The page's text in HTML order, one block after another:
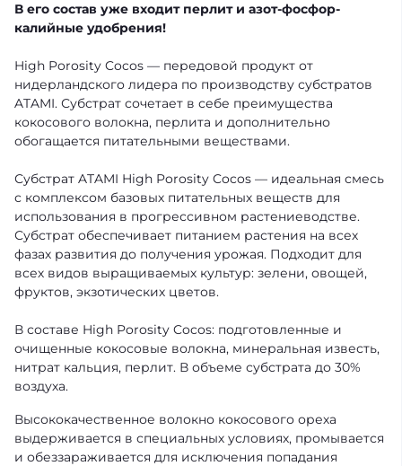
В его состав уже входит перлит и азот-фосфор-
калийные удобрения!
High Porosity Cocos — передовой продукт от
нидерландского лидера по производству субстратов
ATAMI. Субстрат сочетает в себе преимущества
кокосового волокна, перлита и дополнительно
обогащается питательными веществами.
Субстрат ATAMI High Porosity Cocos — идеальная смесь
с комплексом базовых питательных веществ для
использования в прогрессивном растениеводстве.
Субстрат обеспечивает питанием растения на всех
фазах развития до получения урожая. Подходит для
всех видов выращиваемых культур: зелени, овощей,
фруктов, экзотических цветов.
В составе High Porosity Cocos: подготовленные и
очищенные кокосовые волокна, минеральная известь,
нитрат кальция, перлит. В объеме субстрата до 30%
воздуха.
Высококачественное волокно кокосового ореха
выдерживается в специальных условиях, промывается
и обеззараживается для исключения попадания